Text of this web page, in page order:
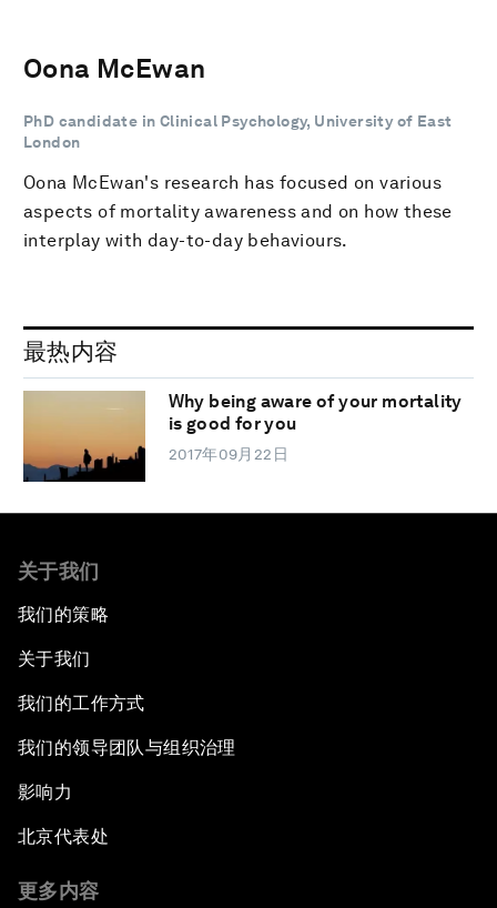
Oona McEwan
PhD candidate in Clinical Psychology, University of East
London
Oona McEwan's research has focused on various
aspects of mortality awareness and on how these
interplay with day-to-day behaviours.
最热内容
Why being aware of your mortality
is good for you
2017年09月22日
关于我们
我们的策略
关于我们
我们的工作方式
我们的领导团队与组织治理
影响力
北京代表处
更多内容